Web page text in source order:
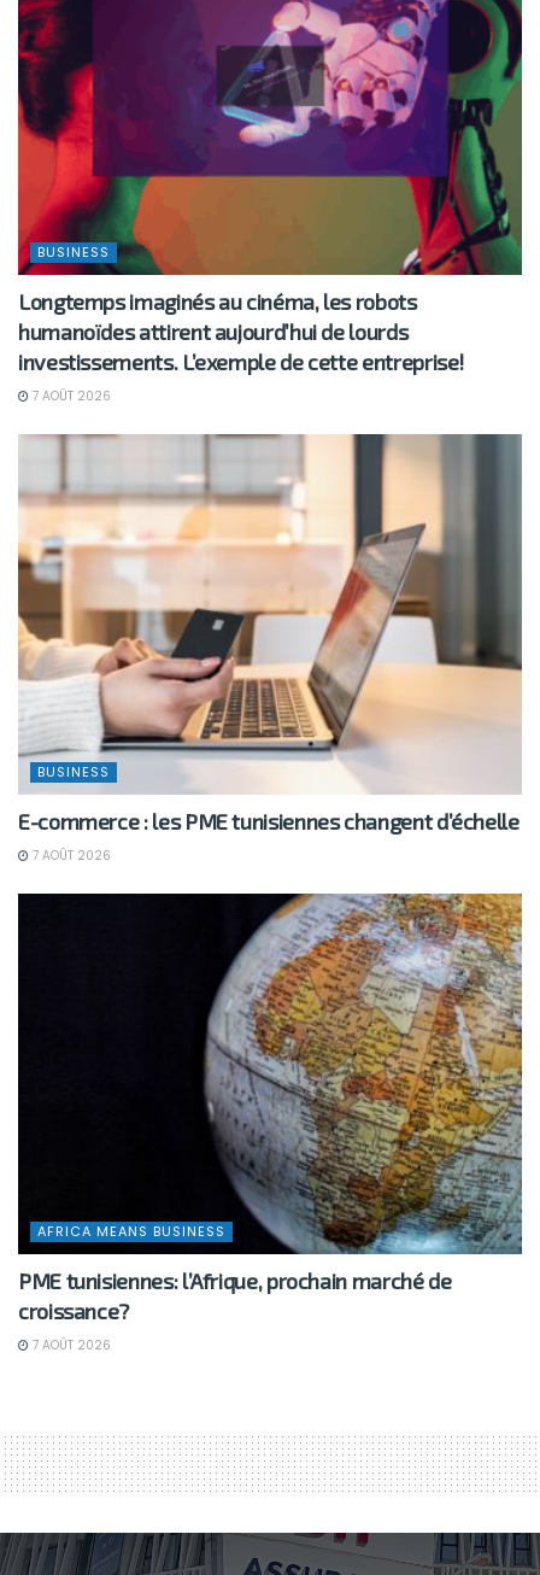
BUSINESS
Longtemps imaginés au cinéma, les robots
humanoïdes attirent aujourd’hui de lourds
investissements. L’exemple de cette entreprise!
7 AOÛT 2026
BUSINESS
E-commerce : les PME tunisiennes changent d’échelle
7 AOÛT 2026
AFRICA MEANS BUSINESS
PME tunisiennes: l’Afrique, prochain marché de
croissance?
7 AOÛT 2026